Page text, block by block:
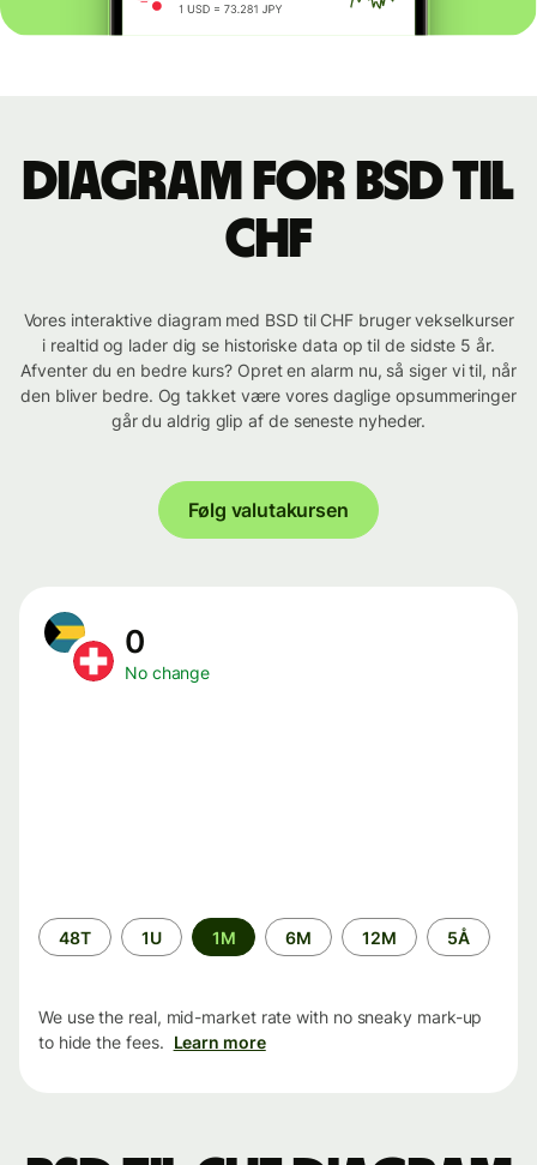
Diagram for BSD til
CHF
Vores interaktive diagram med BSD til CHF bruger vekselkurser
i realtid og lader dig se historiske data op til de sidste 5 år.
Afventer du en bedre kurs? Opret en alarm nu, så siger vi til, når
den bliver bedre. Og takket være vores daglige opsummeringer
går du aldrig glip af de seneste nyheder.
Følg valutakursen
0
No change
Time
period
48T 1U 1M 6M 12M 5Å
We use the real, mid-market rate with no sneaky mark-up
to hide the fees. Learn more